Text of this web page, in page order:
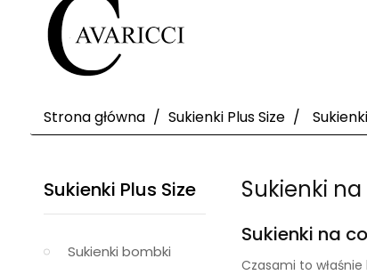
Strona główna Sukienki Plus Size
Sukienki Plus Size
Sukienki bombki
Sukienki
Sukienki na
Czasami to